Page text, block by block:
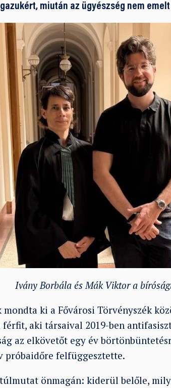
miután az ügyészség nem
Ivány Borbála és Mák Viktor a
mondta ki a Fővárosi Törvényszék
aki társaival 2019-ben
az elkövetőt egy év
próbaidőre felfüggesztette.
önmagán: kiderül belőle,